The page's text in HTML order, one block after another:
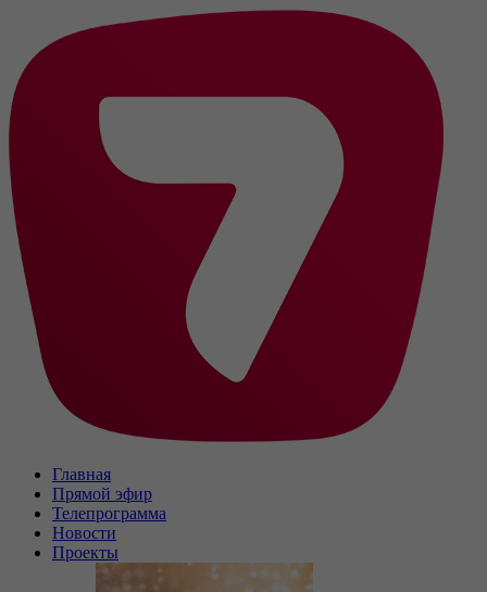
Главная
Прямой эфир
Телепрограмма
Новости
Проекты